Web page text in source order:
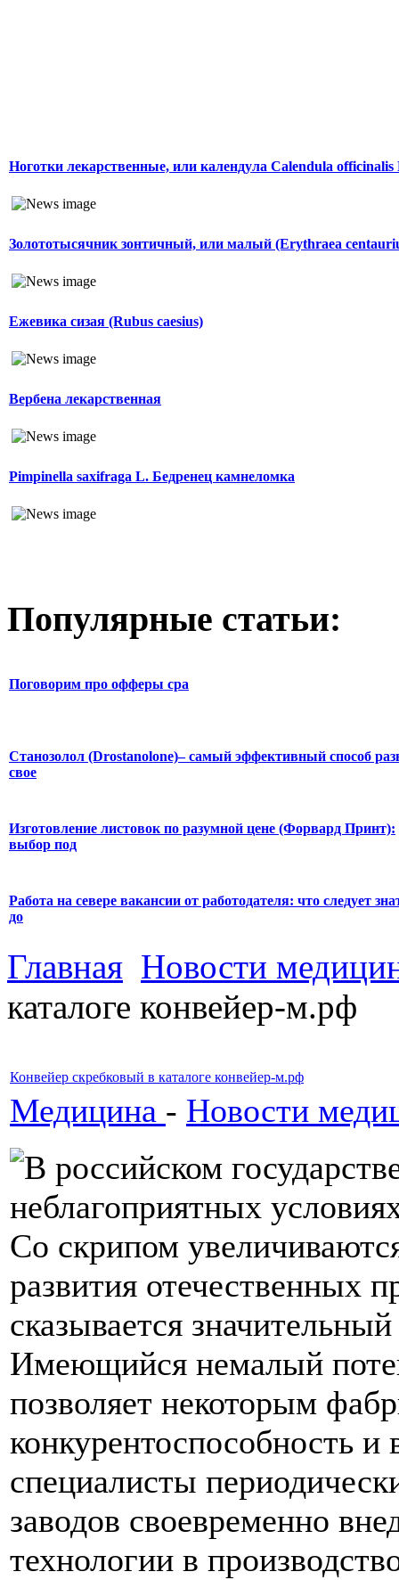
Ноготки лекарственные, или календула Calendula officinalis
Золототысячник зонтичный, или малый (Erythraea
Ежевика сизая (Rubus caesius)
Вербена лекарственная
Pimpinella saxifraga L. Бедренец камнеломка
Популярные статьи:
Поговорим про офферы cpa
Станозолол (Drostanolone)– самый эффективный способ
свое
Изготовление листовок по разумной цене (Форвард Принт):
выбор под
Работа на севере вакансии от работодателя: что следует
до
Главная Новости
каталоге конвейер-м.рф
Конвейер скребковый в каталоге конвейер-м.рф
Медицина - Новости
В российском
неблагоприятных
Со скрипом
развития отечественных
сказывается
Имеющийся немалый
позволяет некоторым
конкурентоспособность
специалисты
заводов своевременно
технологии в